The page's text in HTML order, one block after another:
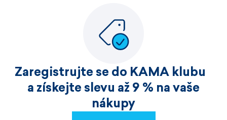
Zaregistrujte se do KAMA klubu
a získejte slevu až 9 % na vaše
nákupy